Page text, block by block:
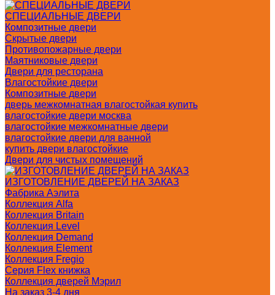
СПЕЦИАЛЬНЫЕ ДВЕРИ
Композитные двери
Скрытые двери
Противопожарные двери
Маятниковые двери
Двери для ресторана
Влагостойкие двери
Композитные двери
дверь межкомнатная влагостойкая купить
влагостойкие двери москва
влагостойкие межкомнатные двери
влагостойкие двери для ванной
купить двери влагостойкие
Двери для чистых помещений
ИЗГОТОВЛЕНИЕ ДВЕРЕЙ НА ЗАКАЗ
Фабрика Аэлита
Коллекция Alfa
Коллекция Britain
Коллекция Level
Коллекция Demand
Коллекция Element
Коллекция Fregio
Серия Flex книжка
Коллекция дверей Мэрил
На заказ 3-4 дня